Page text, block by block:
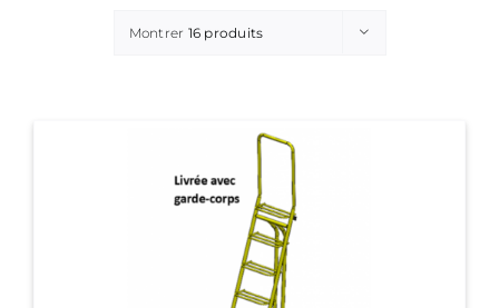
Montrer 16 produits